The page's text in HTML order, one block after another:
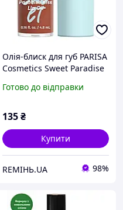
Олія-блиск для губ PARISA
Cosmetics Sweet Paradise
Splash Of Cream 4.8 мл
Готово до відправки
135₴
Купити
REMIНЬ.UA 98%